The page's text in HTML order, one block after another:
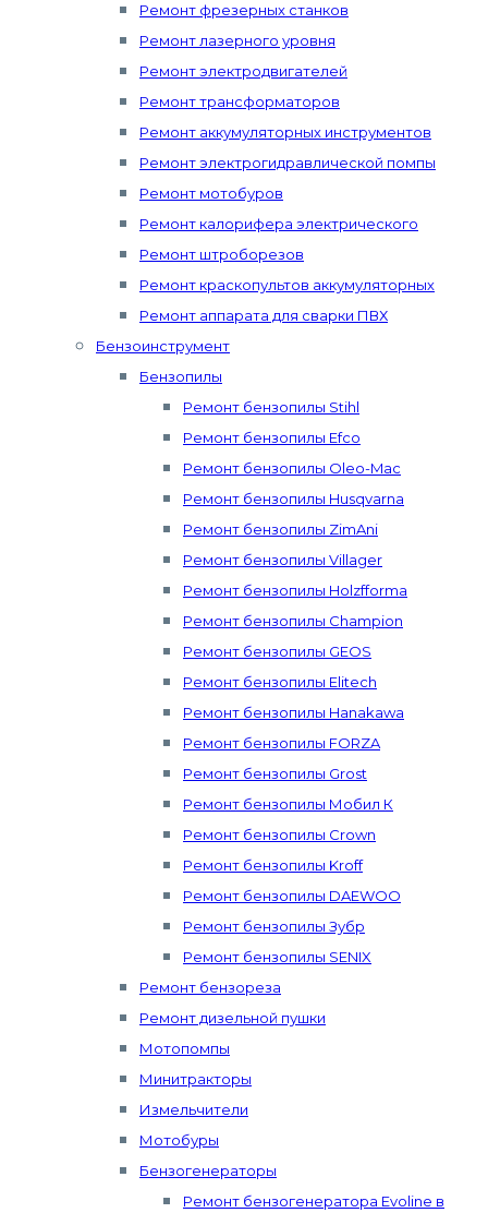
Ремонт фрезерных станков
Ремонт лазерного уровня
Ремонт электродвигателей
Ремонт трансформаторов
Ремонт аккумуляторных инструментов
Ремонт электрогидравлической помпы
Ремонт мотобуров
Ремонт калорифера электрического
Ремонт штроборезов
Ремонт краскопультов аккумуляторных
Ремонт аппарата для сварки ПВХ
Бензоинструмент
Бензопилы
Ремонт бензопилы Stihl
Ремонт бензопилы Efco
Ремонт бензопилы Oleo-Mac
Ремонт бензопилы Husqvarna
Ремонт бензопилы ZimAni
Ремонт бензопилы Villager
Ремонт бензопилы Holzfforma
Ремонт бензопилы Champion
Ремонт бензопилы GEOS
Ремонт бензопилы Elitech
Ремонт бензопилы Hanakawa
Ремонт бензопилы FORZA
Ремонт бензопилы Grost
Ремонт бензопилы Мобил К
Ремонт бензопилы Crown
Ремонт бензопилы Kroff
Ремонт бензопилы DAEWOO
Ремонт бензопилы Зубр
Ремонт бензопилы SENIX
Ремонт бензореза
Ремонт дизельной пушки
Мотопомпы
Минитракторы
Измельчители
Мотобуры
Бензогенераторы
Ремонт бензогенератора Evoline в